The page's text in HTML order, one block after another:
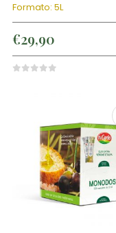
Formato: 5L
€29,90